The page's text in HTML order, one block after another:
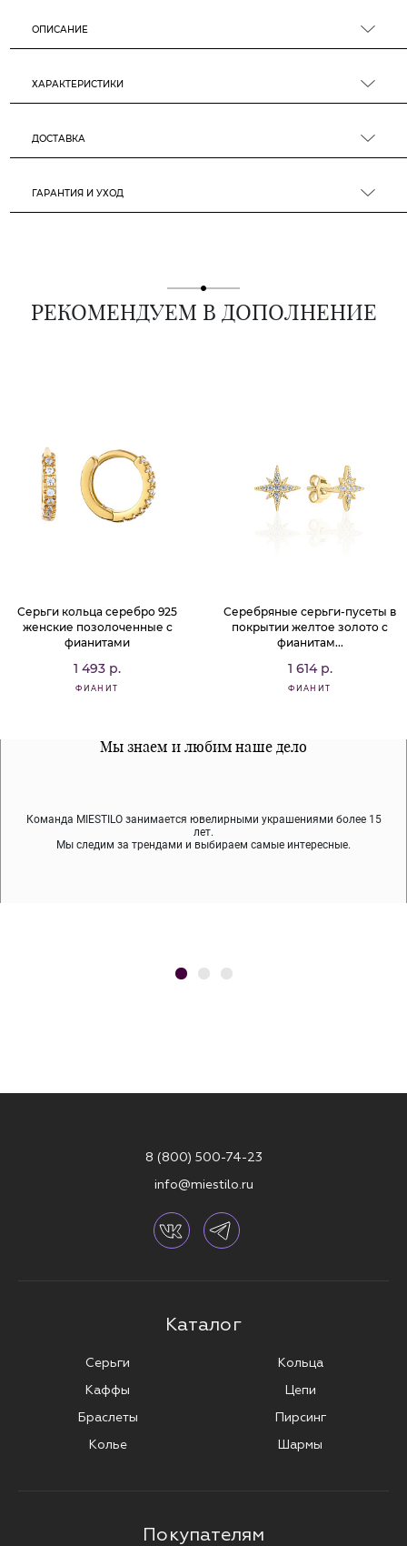
ОПИСАНИЕ
ХАРАКТЕРИСТИКИ
ДОСТАВКА
ГАРАНТИЯ И УХОД
РЕКОМЕНДУЕМ В ДОПОЛНЕНИЕ
Серьги кольца серебро 925
женские позолоченные с
фианитами
1 493 р.
ФИАНИТ
Серебряные серьги-пусеты в
покрытии желтое золото с
фианитам...
1 614 р.
ФИАНИТ
Мы знаем и любим наше дело
Команда MIESTILO занимается ювелирными украшениями более 15
лет.
Мы следим за трендами и выбираем самые интересные.
Все наши материалы гипоалергенны
Мы используем покрытие (родий, ювелирный сплав), которое не
содержит никеля и свинца — это исключает аллергию.
Примерка перед покупкой
Во время доставки спокойно примеряйте украшения, выбирайте те,
что вам нравятся, остальные заберёт курьер.
8 (800) 500-74-23
info@miestilo.ru
Каталог
Серьги
Каффы
Браслеты
Колье
Кольца
Цепи
Пирсинг
Шармы
Покупателям